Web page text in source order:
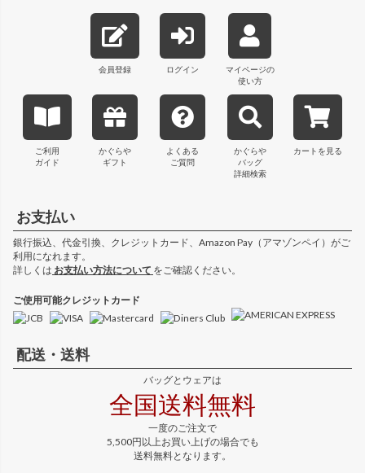
会員登録 ログイン
マイページの
使い方
ご利用
ガイド
かぐらや
ギフト
よくある
ご質問
かぐらや
バッグ
詳細検索
カートを見る
お支払い
銀行振込、代金引換、クレジットカード、Amazon Pay（アマゾンペイ）がご
利用になれます。
詳しくは お支払い方法について をご確認ください。
ご使用可能クレジットカード
配送・送料
バッグとウェアは
全国送料無料
一度のご注文で
5,500円以上お買い上げの場合でも
送料無料となります。